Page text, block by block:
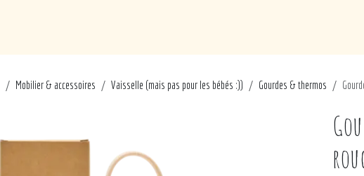
Mobilier & accessoires Vaisselle (mais pas pour les bébés :)) Gourdes & thermos